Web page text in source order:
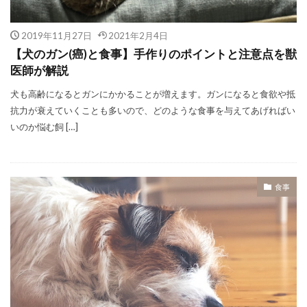
2019年11月27日 2021年2月4日
【犬のガン(癌)と食事】手作りのポイントと注意点を獣
医師が解説
犬も高齢になるとガンにかかることが増えます。ガンになると食欲や抵
抗力が衰えていくことも多いので、どのような食事を与えてあげればい
いのか悩む飼 […]
食事